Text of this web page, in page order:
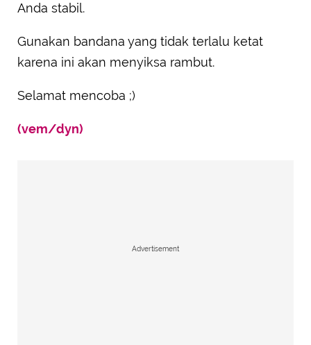
Anda stabil.
Gunakan bandana yang tidak terlalu ketat
karena ini akan menyiksa rambut.
Selamat mencoba ;)
(vem/dyn)
Advertisement